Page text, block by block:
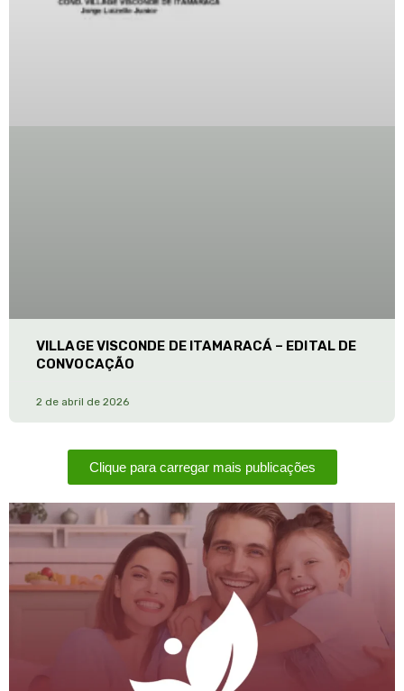
VILLAGE VISCONDE DE ITAMARACÁ – EDITAL DE
CONVOCAÇÃO
2 de abril de 2026
Clique para carregar mais publicações